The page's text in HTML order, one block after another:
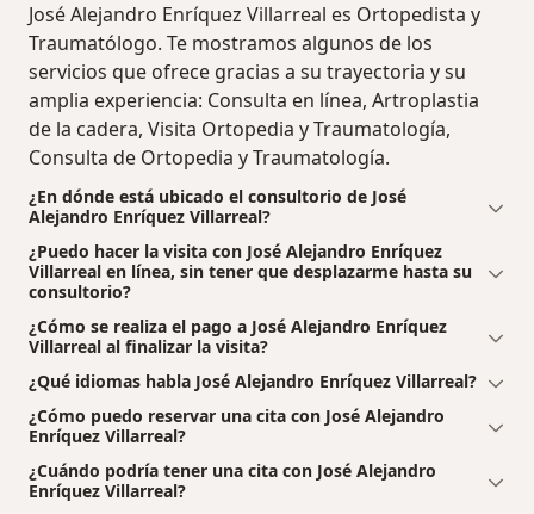
José Alejandro Enríquez Villarreal es Ortopedista y
Traumatólogo. Te mostramos algunos de los
servicios que ofrece gracias a su trayectoria y su
amplia experiencia: Consulta en línea, Artroplastia
de la cadera, Visita Ortopedia y Traumatología,
Consulta de Ortopedia y Traumatología.
¿En dónde está ubicado el consultorio de José
Alejandro Enríquez Villarreal?
¿Puedo hacer la visita con José Alejandro Enríquez
Villarreal en línea, sin tener que desplazarme hasta su
consultorio?
¿Cómo se realiza el pago a José Alejandro Enríquez
Villarreal al finalizar la visita?
¿Qué idiomas habla José Alejandro Enríquez Villarreal?
¿Cómo puedo reservar una cita con José Alejandro
Enríquez Villarreal?
¿Cuándo podría tener una cita con José Alejandro
Enríquez Villarreal?